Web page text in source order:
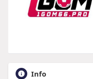
Info